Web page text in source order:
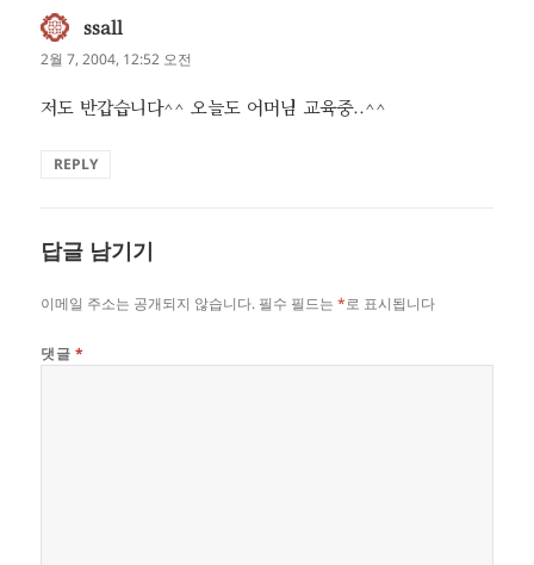
ssall
글:
2월 7, 2004, 12:52 오전
저도 반갑습니다^^ 오늘도 어머님 교육중..^^
REPLY
답글 남기기
이메일 주소는 공개되지 않습니다. 필수 필드는*로 표시됩니다
댓글 *